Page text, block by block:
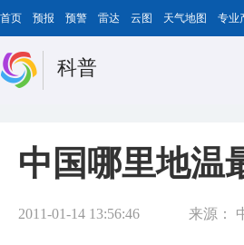
首页 预报 预警 雷达 云图 天气地图 专业
科普
中国哪里地温
2011-01-14 13:56:46 来源：